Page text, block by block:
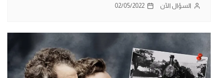
السؤال الآن 02/05/2022